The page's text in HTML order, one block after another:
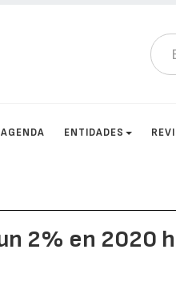
AGENDA ENTIDADES
2% en 2020